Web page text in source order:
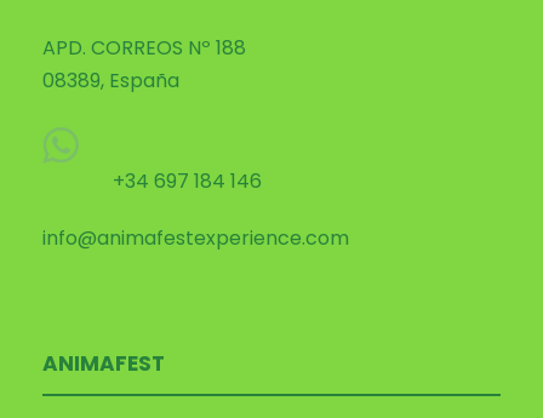
APD. CORREOS Nº 188
08389, España
+34 697 184 146
info@animafestexperience.com
ANIMAFEST